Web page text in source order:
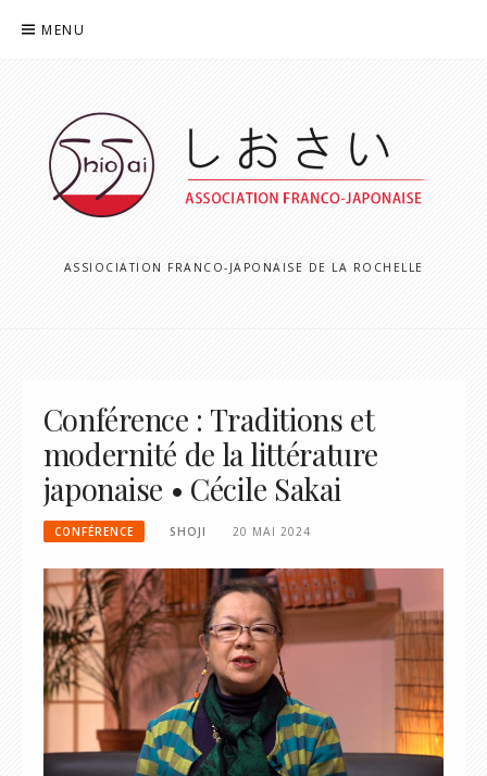
MENU
ASSIOCIATION FRANCO-JAPONAISE DE LA ROCHELLE
Conférence : Traditions et
modernité de la littérature
japonaise • Cécile Sakai
CONFÉRENCE SHOJI 20 MAI 2024